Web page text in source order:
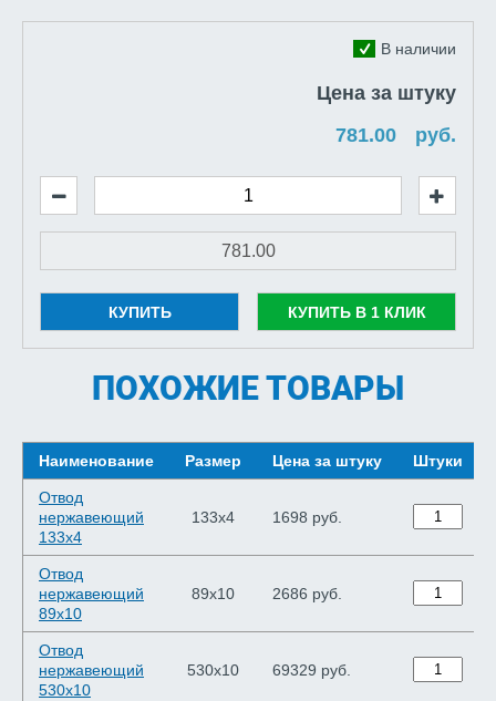
В наличии
Цена за штуку
руб.
КУПИТЬ КУПИТЬ В 1 КЛИК
ПОХОЖИЕ ТОВАРЫ
Наименование Размер Цена за штуку Штуки
Отвод
нержавеющий
133х4
133х4 1698 руб.
Отвод
нержавеющий
89х10
89х10 2686 руб.
Отвод
нержавеющий
530х10
530х10 69329 руб.